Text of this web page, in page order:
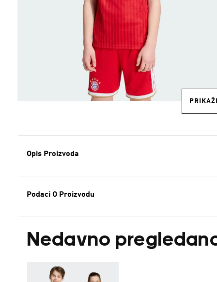
Opis Proizvoda
Podaci O Proizvodu
Nedavno